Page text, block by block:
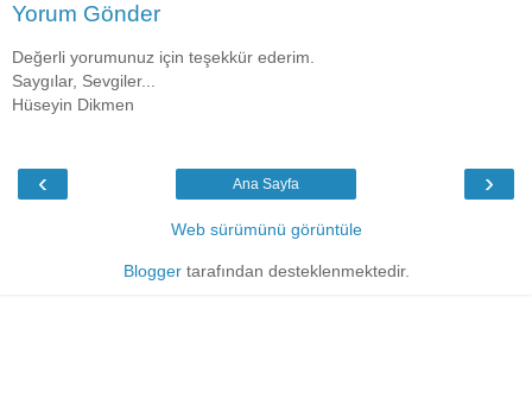
Yorum Gönder
Değerli yorumunuz için teşekkür ederim.
Saygılar, Sevgiler...
Hüseyin Dikmen
‹ ›
Ana Sayfa
Web sürümünü görüntüle
Bloggertarafından desteklenmektedir.